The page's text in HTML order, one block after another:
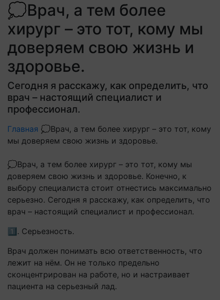
💭Врач, а тем более
хирург – это тот, кому мы
доверяем свою жизнь и
здоровье.
Сегодня я расскажу, как определить, что
врач – настоящий специалист и
профессионал.
Главная 💭Врач, а тем более хирург – это тот, кому
мы доверяем свою жизнь и здоровье.
💭Врач, а тем более хирург – это тот, кому мы
доверяем свою жизнь и здоровье. Конечно, к
выбору специалиста стоит отнестись максимально
серьезно. Сегодня я расскажу, как определить, что
врач – настоящий специалист и профессионал.
1️⃣. Серьезность.
Врач должен понимать всю ответственность, что
лежит на нём. Он не только предельно
сконцентрирован на работе, но и настраивает
пациента на серьезный лад.